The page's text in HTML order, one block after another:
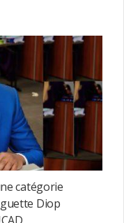
catégorie
Diop